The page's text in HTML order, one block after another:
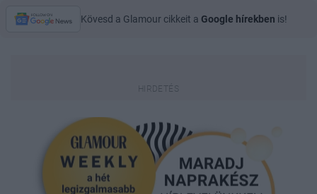
Kövesd a Glamour cikkeit a Google hírekben is!